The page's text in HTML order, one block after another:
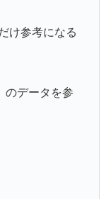
け参考になる
のデータを参